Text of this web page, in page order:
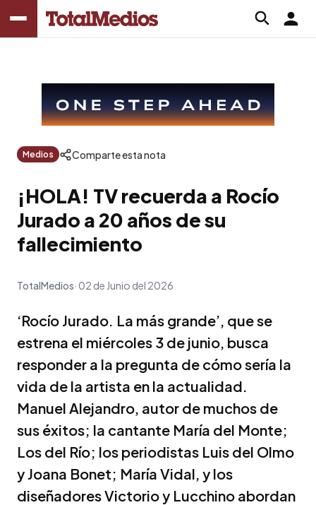
Medios Comparte esta nota
¡HOLA! TV recuerda a Rocío
Jurado a 20 años de su
fallecimiento
TotalMedios 02 de Junio del 2026
‘Rocío Jurado. La más grande’, que se
estrena el miércoles 3 de junio, busca
responder a la pregunta de cómo sería la
vida de la artista en la actualidad.
Manuel Alejandro, autor de muchos de
sus éxitos; la cantante María del Monte;
Los del Río; los periodistas Luis del Olmo
y Joana Bonet; María Vidal, y los
diseñadores Victorio y Lucchino abordan